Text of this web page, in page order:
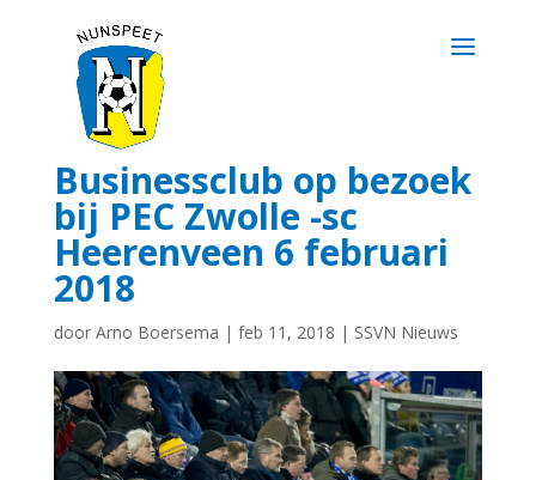
Businessclub op bezoek
bij PEC Zwolle -sc
Heerenveen 6 februari
2018
door Arno Boersema | feb 11, 2018 | SSVN Nieuws